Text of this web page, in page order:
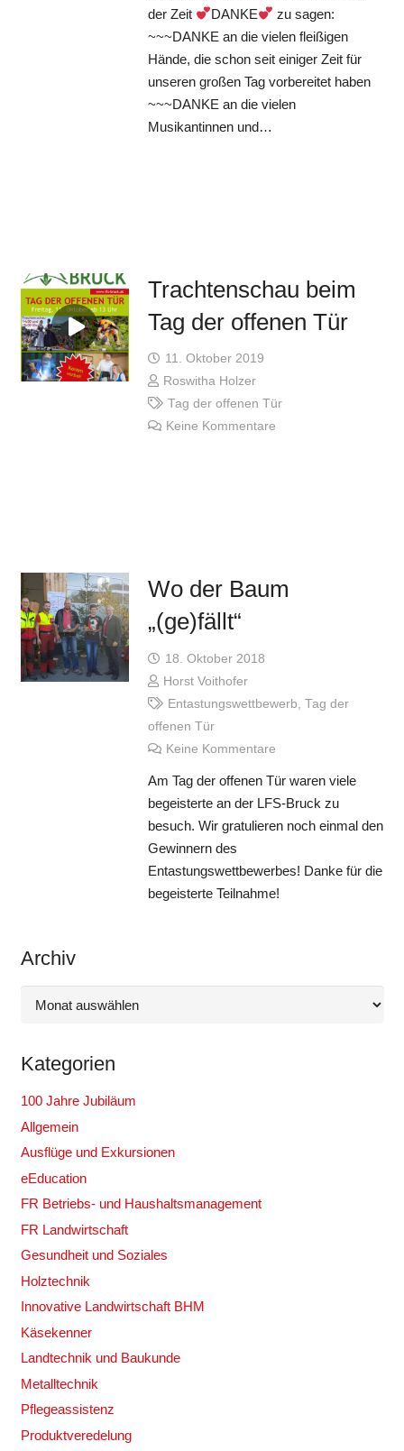
der Zeit
DANKE
zu sagen:
~~~DANKE an die vielen fleißigen
Hände, die schon seit einiger Zeit für
unseren großen Tag vorbereitet haben
~~~DANKE an die vielen
Musikantinnen und…
Trachtenschau beim
Tag der offenen Tür
11. Oktober 2019
Roswitha Holzer
Tag der offenen Tür
Keine Kommentare
Wo der Baum
„(ge)fällt“
18. Oktober 2018
Horst Voithofer
Entastungswettbewerb Tag der
offenen Tür
Keine Kommentare
Am Tag der offenen Tür waren viele
begeisterte an der LFS-Bruck zu
besuch. Wir gratulieren noch einmal den
Gewinnern des
Entastungswettbewerbes! Danke für die
begeisterte Teilnahme!
Archiv
Kategorien
100 Jahre Jubiläum
Allgemein
Ausflüge und Exkursionen
eEducation
FR Betriebs- und Haushaltsmanagement
FR Landwirtschaft
Gesundheit und Soziales
Holztechnik
Innovative Landwirtschaft BHM
Käsekenner
Landtechnik und Baukunde
Metalltechnik
Pflegeassistenz
Produktveredelung